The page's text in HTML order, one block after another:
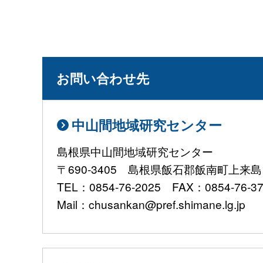
お問い合わせ先
中山間地域研究センター
島根県中山間地域研究センター
〒690-3405 島根県飯石郡飯南町上来
TEL：0854-76-2025 FAX：0854-76-
Mail：chusankan@pref.shimane.lg.jp